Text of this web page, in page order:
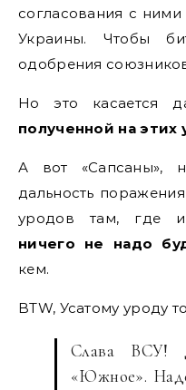
согласования с
Украины. Чтобы
одобрения
Но это касается
полученной на этих
А вот «Сапсаны»,
дальность
уродов там, где
ничего не надо
кем.
BTW, Усатому уроду
Слава ВСУ!
«Южное».